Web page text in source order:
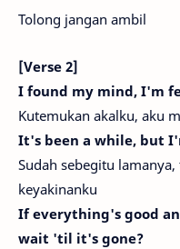
Tolong jangan ambil
[Verse 2]
I found my mind, I'm
Kutemukan akalku, aku
It's been a while, but
Sudah sebegitu
keyakinanku
If everything's good
wait 'til it's gone?